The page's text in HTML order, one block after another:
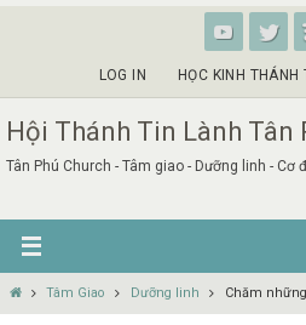
LOG IN HỌC KINH THÁNH
Hội Thánh Tin Lành Tân
Tân Phú Church - Tâm giao - Dưỡng linh - Cơ
HomeTâm Giao Dưỡng linh Chăm